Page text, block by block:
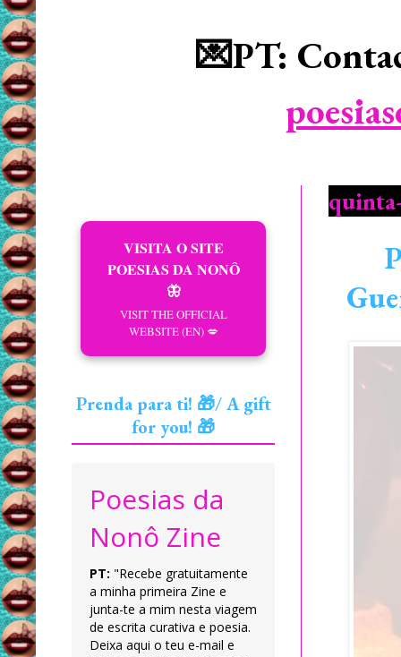
💌PT:
VISITA O SITE
POESIAS DA NONÔ
🦋
VISIT THE OFFICIAL
WEBSITE (EN) 💋
Prenda para ti! 🎁/ A gift
for you! 🎁
Poesias da
Nonô Zine
PT: "Recebe gratuitamente
a minha primeira Zine e
junta-te a mim nesta viagem
de escrita curativa e poesia.
Deixa aqui o teu e-mail e